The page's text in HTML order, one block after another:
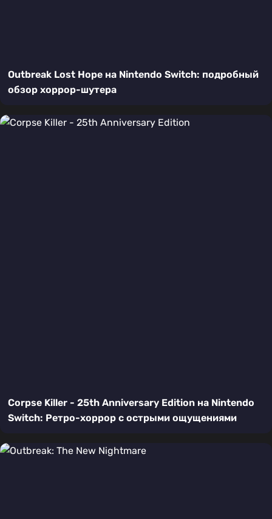
Outbreak Lost Hope на Nintendo Switch: подробный
обзор хоррор-шутера
Corpse Killer - 25th Anniversary Edition на Nintendo
Switch: Ретро-хоррор с острыми ощущениями